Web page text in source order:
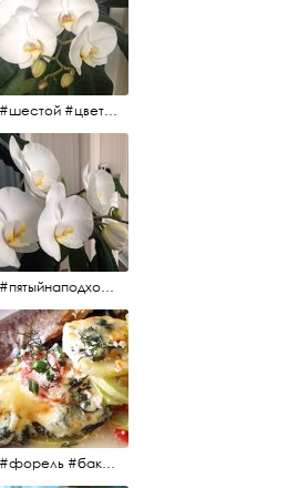
#шестой #цветыцветут #цветы #лето2017 #летнийснег
#пятыйнаподходе# цветы #весна2017
#форель #баклажаны #помидоры #завтрак